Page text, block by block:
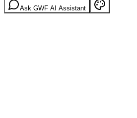
Ask GWF AI Assistant